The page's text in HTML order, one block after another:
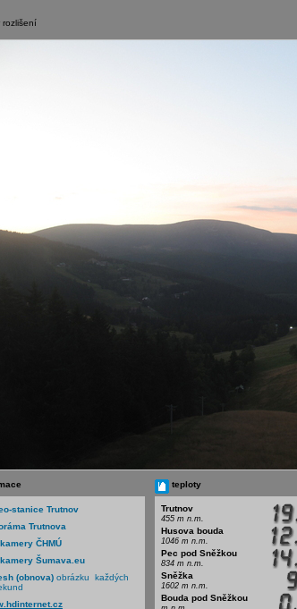
rozlišení
stanice Trutnov
Trutnova
ČHMÚ
Šumava.eu
(obnova) obrázku každých
teploty
Trutnov
455 m n.m.
Husova bouda
1046 m n.m.
Pec pod Sněžkou
834 m n.m.
Sněžka
1602 m n.m.
Bouda pod Sněžkou